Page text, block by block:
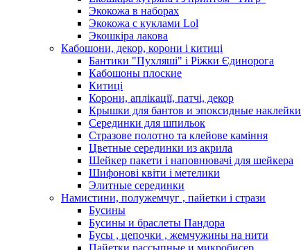
Экокожа в наборах
Экокожа с куклами Lol
Экошкiра лакова
Кабошони, декор, корони і китиці
Бантики "Пухляші" і Ріжки Єдинорога
Кабошоны плоские
Китиці
Корони, аплікації, патчі, декор
Крышки для бантов и эпоксидные наклейки
Серединки для шпильок
Стразове полотно та клейове каміння
Цветные серединки из акрила
Шейкер пакети і наповнювачі для шейкера
Шифонові квіти і метелики
Элитные серединки
Намистини, полужемчуг , пайетки і стрази
Бусины
Бусины и браслеты Пандора
Бусы , цепочки , жемчужины на нити
Пайетки рассыпные и микробисер